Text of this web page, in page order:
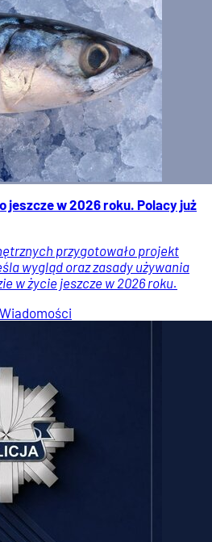
jeszcze w 2026 roku. Polacy już
przygotowało projekt
wygląd oraz zasady używania
w życie jeszcze w 2026 roku.
Wiadomości